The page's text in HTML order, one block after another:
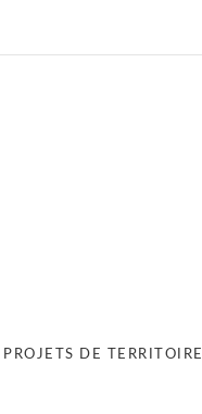
PROJETS DE TERRITOIRE